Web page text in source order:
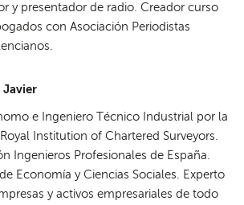
y presentador de radio. Creador curso
con Asociación Periodistas
Javier
e Ingeniero Técnico Industrial por la
Institution of Chartered Surveyors.
Ingenieros Profesionales de España.
Economía y Ciencias Sociales. Experto
y activos empresariales de todo